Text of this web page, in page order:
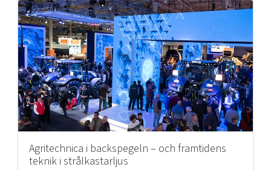
Agritechnica i backspegeln – och framtidens
teknik i strålkastarljus